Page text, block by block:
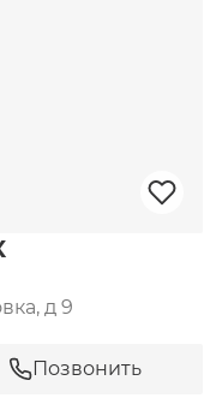
д 9
Позвонить